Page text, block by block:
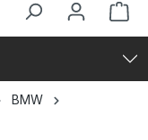
BMW